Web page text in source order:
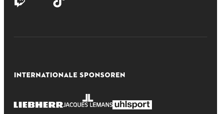
INTERNATIONALE SPONSOREN